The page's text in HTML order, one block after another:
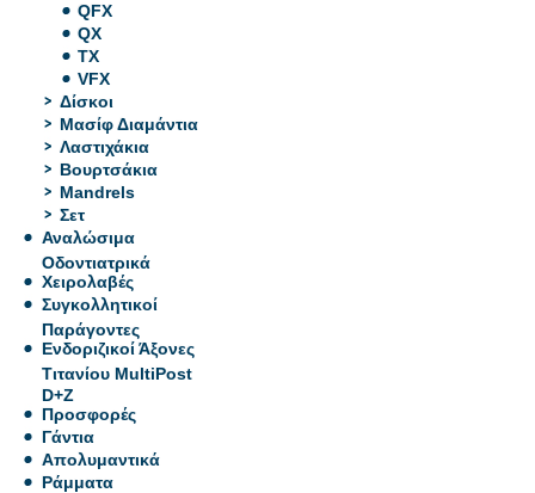
QFX
QX
TX
VFX
Δίσκοι
Μασίφ Διαμάντια
Λαστιχάκια
Βουρτσάκια
Mandrels
Σετ
Αναλώσιμα
Οδοντιατρικά
Χειρολαβές
Συγκολλητικοί
Παράγοντες
Ενδοριζικοί Άξονες
Τιτανίου MultiPost
D+Z
Προσφορές
Γάντια
Απολυμαντικά
Ράμματα